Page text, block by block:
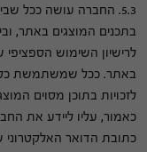
5.3. החברה עושה ככל
בתכנים המוצגים באתר,
לרישיון השימוש
באתר. ככל שמשתמשת
לזכויות בתוכן מסוים
כאמור, עליו ליידע את
כתובת הדואר